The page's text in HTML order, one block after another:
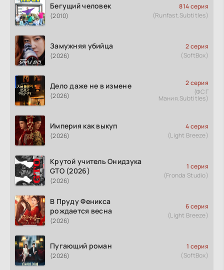
Бегущий человек
(2010)
814 серия
(Runfast.Subtitles)
Замужняя убийца
(2026)
2 серия
(SoftBox)
Дело даже не в измене
(2026)
2 серия
(ФСГ
Мания.Subtitles)
Империя как выкуп
(2026)
4 серия
(Light Breeze)
Крутой учитель Онидзука
GTO (2026)
(2026)
1 серия
(Fronda Studio)
В Пруду Феникса
рождается весна
(2026)
6 серия
(Light Breeze)
Пугающий роман
(2026)
1 серия
(SoftBox)